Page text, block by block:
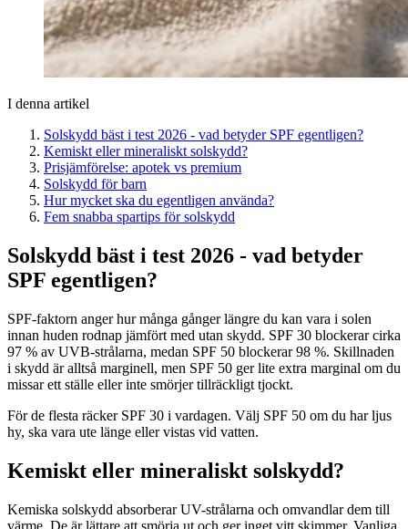
I denna artikel
Solskydd bäst i test 2026 - vad betyder SPF egentligen?
Kemiskt eller mineraliskt solskydd?
Prisjämförelse: apotek vs premium
Solskydd för barn
Hur mycket ska du egentligen använda?
Fem snabba spartips för solskydd
Solskydd bäst i test 2026 - vad betyder
SPF egentligen?
SPF-faktorn anger hur många gånger längre du kan vara i solen
innan huden rodnар jämfört med utan skydd. SPF 30 blockerar cirka
97 % av UVB-strålarna, medan SPF 50 blockerar 98 %. Skillnaden
i skydd är alltså marginell, men SPF 50 ger lite extra marginal om du
missar ett ställe eller inte smörjer tillräckligt tjockt.
För de flesta räcker SPF 30 i vardagen. Välj SPF 50 om du har ljus
hy, ska vara ute länge eller vistas vid vatten.
Kemiskt eller mineraliskt solskydd?
Kemiska solskydd absorberar UV-strålarna och omvandlar dem till
värme. De är lättare att smörja ut och ger inget vitt skimmer. Vanliga